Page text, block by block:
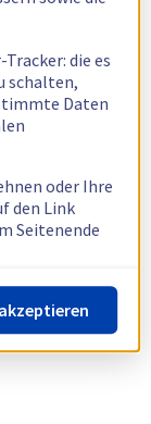
die es
schalten,
Daten
oder Ihre
den Link
Seitenende
Richtlinie